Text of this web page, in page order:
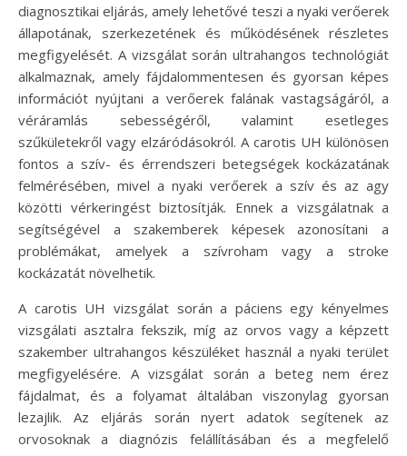
diagnosztikai eljárás, amely lehetővé teszi a nyaki verőerek
állapotának, szerkezetének és működésének részletes
megfigyelését. A vizsgálat során ultrahangos technológiát
alkalmaznak, amely fájdalommentesen és gyorsan képes
információt nyújtani a verőerek falának vastagságáról, a
véráramlás sebességéről, valamint esetleges
szűkületekről vagy elzáródásokról. A carotis UH különösen
fontos a szív- és érrendszeri betegségek kockázatának
felmérésében, mivel a nyaki verőerek a szív és az agy
közötti vérkeringést biztosítják. Ennek a vizsgálatnak a
segítségével a szakemberek képesek azonosítani a
problémákat, amelyek a szívroham vagy a stroke
kockázatát növelhetik.
A carotis UH vizsgálat során a páciens egy kényelmes
vizsgálati asztalra fekszik, míg az orvos vagy a képzett
szakember ultrahangos készüléket használ a nyaki terület
megfigyelésére. A vizsgálat során a beteg nem érez
fájdalmat, és a folyamat általában viszonylag gyorsan
lezajlik. Az eljárás során nyert adatok segítenek az
orvosoknak a diagnózis felállításában és a megfelelő